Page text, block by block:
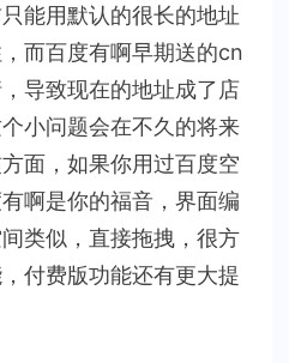
能用默认的很长的地址
而百度有啊早期送的cn
导致现在的地址成了店
小问题会在不久的将来
面，如果你用过百度空
啊是你的福音，界面编
类似，直接拖拽，很方
付费版功能还有更大提